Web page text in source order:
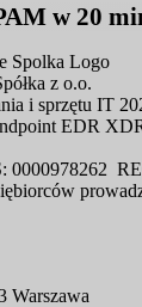
w 20
z o.o.
i sprzętu IT
EDR
0000978262
Warszawa